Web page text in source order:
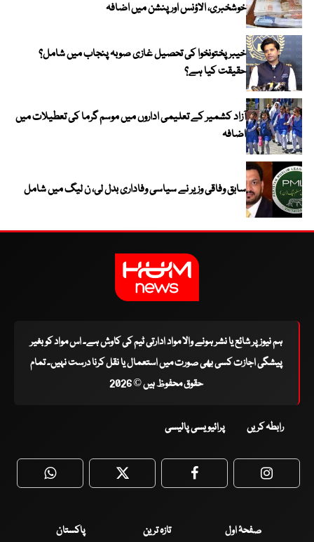
خوشخبری، الاؤنس اور پنشن میں اضافہ
خیبر پختونخوا کی تحصیل غازی صوبہ پنجاب میں شامل؟
حقیقت کیا ہے؟
آزاد کشمیر کے تعلیمی اداروں میں موسم گرما کی تعطیلات میں
اضافہ
سابق وفاقی وزیر نے سیاسی وفاداری بدل لی، ن لیگ میں شامل
ہم نیوز پر شائع یا نشر ہونے والا مواد ادارتی ٹیم کی کاوش ہے۔ اس مواد کو بغیر
پیشگی اجازت کسی بھی صورت میں استعمال یا نقل کرنا درست نہیں۔ تمام
حقوق محفوظ ہیں © 2026
رابطہ کریں پرائیویسی پالیسی
WhatsApp Twitter Facebook
صفحۂ اول تازہ ترین پاکستان